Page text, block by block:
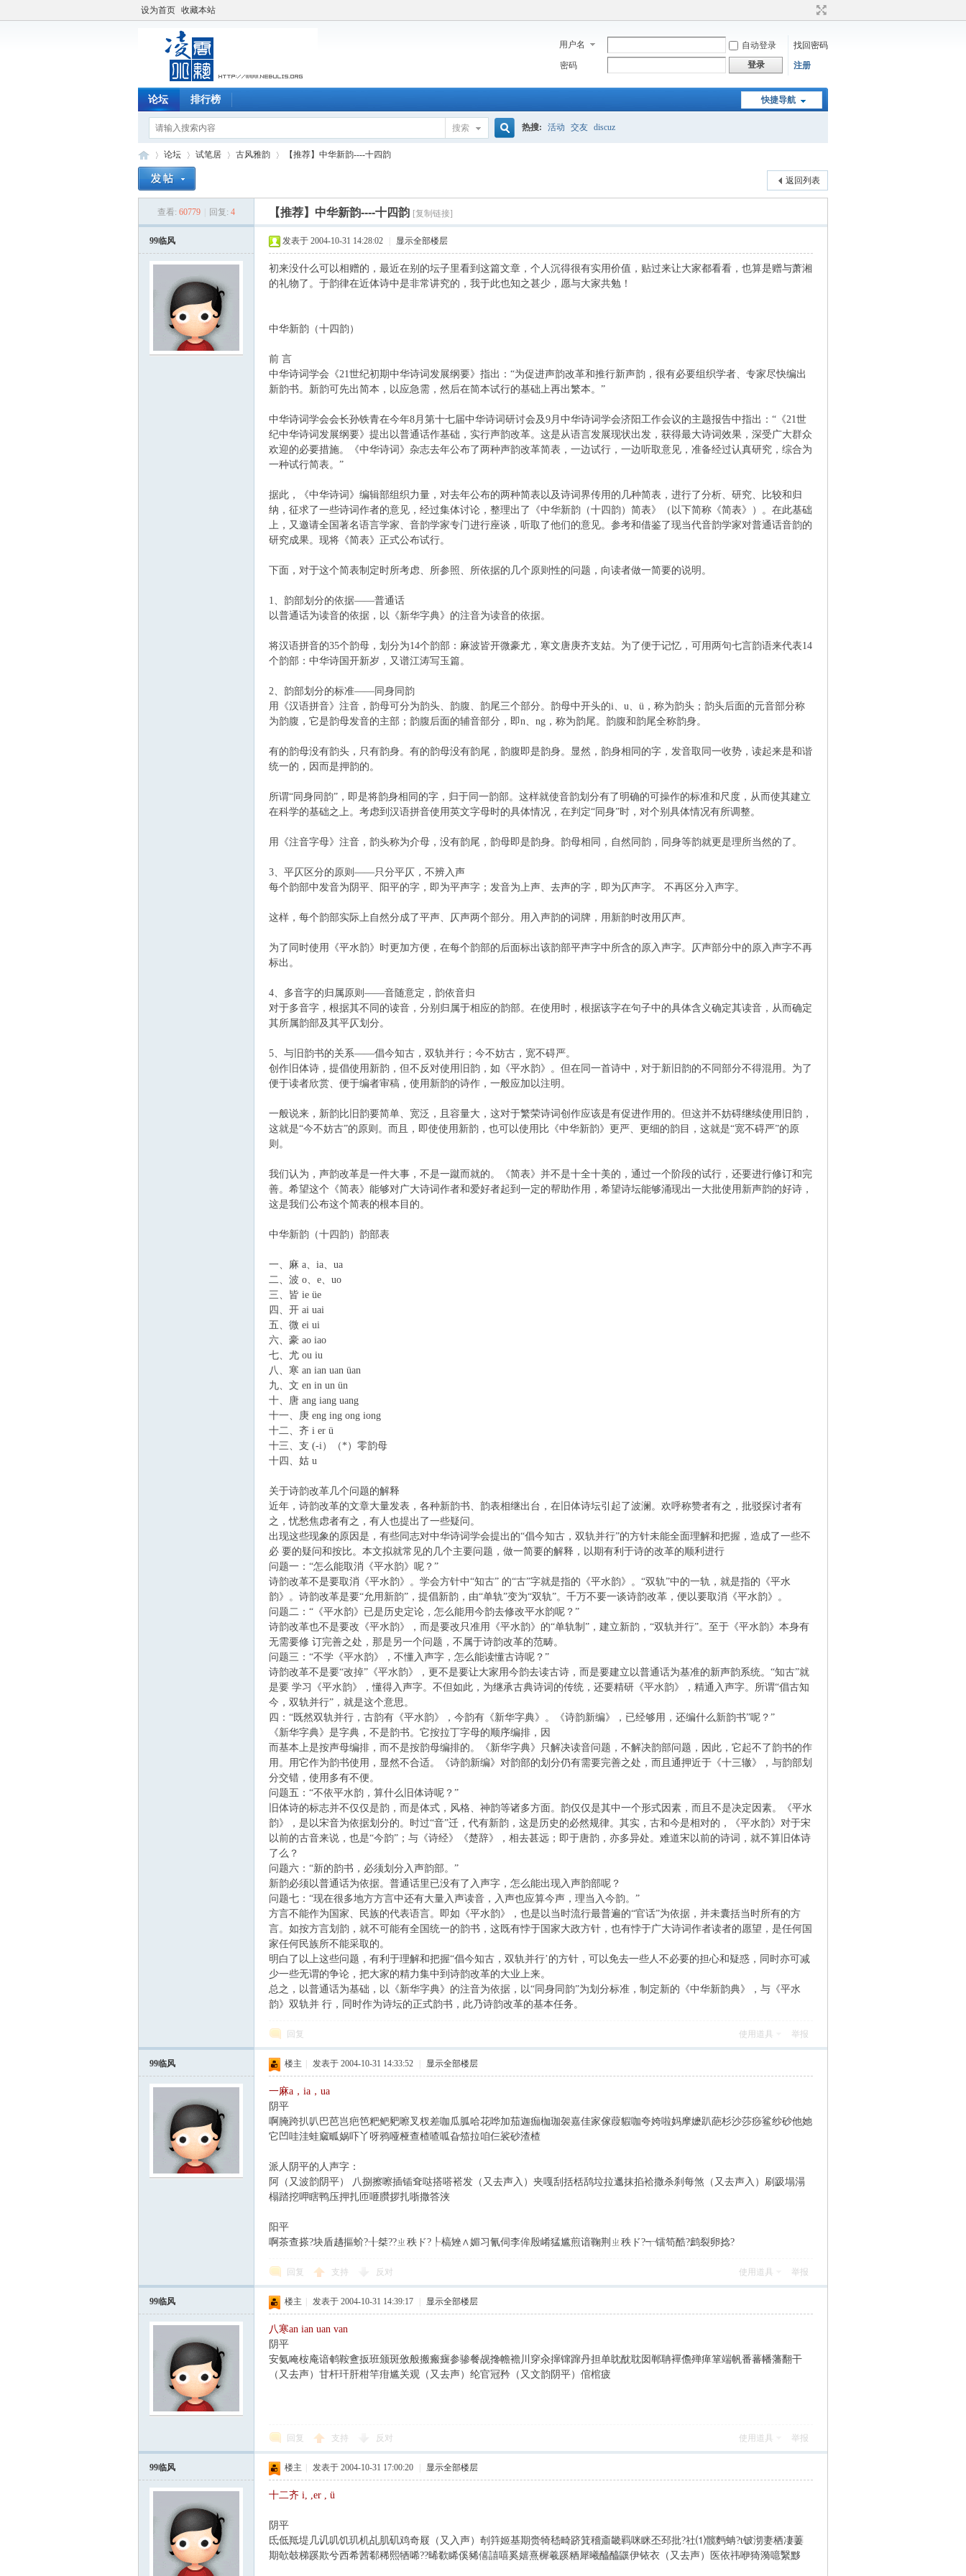
设为首页 收藏本站
用户名 自动登录
找回密码
密码
登录 注册
快捷导航
论坛 排行榜
搜索 热搜: 活动 交友 discuz
论坛
›
试笔居
›
古风雅韵 【推荐】中华新韵----十四韵
返回列表
查看: 60779 回复: 4 【推荐】中华新韵----十四韵 [复制链接]
99临风 发表于 2004-10-31 14:28:02 显示全部楼层
初来没什么可以相赠的，最近在别的坛子里看到这篇文章，个人沉得很有实用价值，贴过来让大家都看看，也算是赠与萧湘
的礼物了。于韵律在近体诗中是非常讲究的，我于此也知之甚少，愿与大家共勉！
中华新韵（十四韵）
前 言
中华诗词学会《21世纪初期中华诗词发展纲要》指出：“为促进声韵改革和推行新声韵，很有必要组织学者、专家尽快编出
新韵书。新韵可先出简本，以应急需，然后在简本试行的基础上再出繁本。”
中华诗词学会会长孙铁青在今年8月第十七届中华诗词研讨会及9月中华诗词学会济阳工作会议的主题报告中指出：“《21世
纪中华诗词发展纲要》提出以普通话作基础，实行声韵改革。这是从语言发展现状出发，获得最大诗词效果，深受广大群众
欢迎的必要措施。《中华诗词》杂志去年公布了两种声韵改革简表，一边试行，一边听取意见，准备经过认真研究，综合为
一种试行简表。”
据此，《中华诗词》编辑部组织力量，对去年公布的两种简表以及诗词界传用的几种简表，进行了分析、研究、比较和归
纳，征求了一些诗词作者的意见，经过集体讨论，整理出了《中华新韵（十四韵）简表》（以下简称《简表》）。在此基础
上，又邀请全国著名语言学家、音韵学家专门进行座谈，听取了他们的意见。参考和借鉴了现当代音韵学家对普通话音韵的
研究成果。现将《简表》正式公布试行。
下面，对于这个简表制定时所考虑、所参照、所依据的几个原则性的问题，向读者做一简要的说明。
1、韵部划分的依据——普通话
以普通话为读音的依据，以《新华字典》的注音为读音的依据。
将汉语拼音的35个韵母，划分为14个韵部：麻波皆开微豪尤，寒文唐庚齐支姑。为了便于记忆，可用两句七言韵语来代表14
个韵部：中华诗国开新岁，又谱江涛写玉篇。
2、韵部划分的标准——同身同韵
用《汉语拼音》注音，韵母可分为韵头、韵腹、韵尾三个部分。韵母中开头的i、u、ü，称为韵头；韵头后面的元音部分称
为韵腹，它是韵母发音的主部；韵腹后面的辅音部分，即n、ng，称为韵尾。韵腹和韵尾全称韵身。
有的韵母没有韵头，只有韵身。有的韵母没有韵尾，韵腹即是韵身。显然，韵身相同的字，发音取同一收势，读起来是和谐
统一的，因而是押韵的。
所谓“同身同韵”，即是将韵身相同的字，归于同一韵部。这样就使音韵划分有了明确的可操作的标准和尺度，从而使其建立
在科学的基础之上。考虑到汉语拼音使用英文字母时的具体情况，在判定“同身”时，对个别具体情况有所调整。
用《注音字母》注音，韵头称为介母，没有韵尾，韵母即是韵身。韵母相同，自然同韵，同身等韵就更是理所当然的了。
3、平仄区分的原则——只分平仄，不辨入声
每个韵部中发音为阴平、阳平的字，即为平声字；发音为上声、去声的字，即为仄声字。 不再区分入声字。
这样，每个韵部实际上自然分成了平声、仄声两个部分。用入声韵的词牌，用新韵时改用仄声。
为了同时使用《平水韵》时更加方便，在每个韵部的后面标出该韵部平声字中所含的原入声字。仄声部分中的原入声字不再
标出。
4、多音字的归属原则——音随意定，韵依音归
对于多音字，根据其不同的读音，分别归属于相应的韵部。在使用时，根据该字在句子中的具体含义确定其读音，从而确定
其所属韵部及其平仄划分。
5、与旧韵书的关系——倡今知古，双轨并行；今不妨古，宽不碍严。
创作旧体诗，提倡使用新韵，但不反对使用旧韵，如《平水韵》。但在同一首诗中，对于新旧韵的不同部分不得混用。为了
便于读者欣赏、便于编者审稿，使用新韵的诗作，一般应加以注明。
一般说来，新韵比旧韵要简单、宽泛，且容量大，这对于繁荣诗词创作应该是有促进作用的。但这并不妨碍继续使用旧韵，
这就是“今不妨古”的原则。而且，即使使用新韵，也可以使用比《中华新韵》更严、更细的韵目，这就是“宽不碍严”的原
则。
我们认为，声韵改革是一件大事，不是一蹴而就的。《简表》并不是十全十美的，通过一个阶段的试行，还要进行修订和完
善。希望这个《简表》能够对广大诗词作者和爱好者起到一定的帮助作用，希望诗坛能够涌现出一大批使用新声韵的好诗，
这是我们公布这个简表的根本目的。
中华新韵（十四韵）韵部表
一、麻 a、ia、ua
二、波 o、e、uo
三、皆 ie üe
四、开 ai uai
五、微 ei ui
六、豪 ao iao
七、尤 ou iu
八、寒 an ian uan üan
九、文 en in un ün
十、唐 ang iang uang
十一、庚 eng ing ong iong
十二、齐 i er ü
十三、支 (-i）（*）零韵母
十四、姑 u
关于诗韵改革几个问题的解释
近年，诗韵改革的文章大量发表，各种新韵书、韵表相继出台，在旧体诗坛引起了波澜。欢呼称赞者有之，批驳探讨者有
之，忧愁焦虑者有之，有人也提出了一些疑问。
出现这些现象的原因是，有些同志对中华诗词学会提出的“倡今知古，双轨并行”的方针未能全面理解和把握，造成了一些不
必 要的疑问和按比。本文拟就常见的几个主要问题，做一简要的解释，以期有利于诗的改革的顺利进行
问题一：“怎么能取消《平水韵》呢？”
诗韵改革不是要取消《平水韵》。学会方针中“知古” 的“古”字就是指的《平水韵》。“双轨”中的一轨，就是指的《平水
韵》。诗韵改革是要“允用新韵”，提倡新韵，由“单轨”变为“双轨”。千万不要一谈诗韵改革，便以要取消《平水韵》。
问题二：“《平水韵》已是历史定论，怎么能用今韵去修改平水韵呢？”
诗韵改革也不是要改《平水韵》，而是要改只准用《平水韵》的“单轨制”，建立新韵，“双轨并行”。至于《平水韵》本身有
无需要修 订完善之处，那是另一个问题，不属于诗韵改革的范畴。
问题三：“不学《平水韵》，不懂入声字，怎么能读懂古诗呢？”
诗韵改革不是要“改掉”《平水韵》，更不是要让大家用今韵去读古诗，而是要建立以普通话为基准的新声韵系统。“知古”就
是要 学习《平水韵》，懂得入声字。不但如此，为继承古典诗词的传统，还要精研《平水韵》，精通入声字。所谓“倡古知
今，双轨并行”，就是这个意思。
四：“既然双轨并行，古韵有《平水韵》，今韵有《新华字典》。《诗韵新编》，已经够用，还编什么新韵书”呢？”
《新华字典》是字典，不是韵书。它按拉丁字母的顺序编排，因
而基本上是按声母编排，而不是按韵母编排的。《新华字典》只解决读音问题，不解决韵部问题，因此，它起不了韵书的作
用。用它作为韵书使用，显然不合适。《诗韵新编》对韵部的划分仍有需要完善之处，而且通押近于《十三辙》，与韵部划
分交错，使用多有不便。
问题五：“不依平水韵，算什么旧体诗呢？”
旧体诗的标志并不仅仅是韵，而是体式，风格、神韵等诸多方面。韵仅仅是其中一个形式因素，而且不是决定因素。《平水
韵》，是以宋音为依据划分的。时过“音”迁，代有新韵，这是历史的必然规律。其实，古和今是相对的，《平水韵》对于宋
以前的古音来说，也是“今韵”；与《诗经》《楚辞》，相去甚远；即于唐韵，亦多异处。难道宋以前的诗词，就不算旧体诗
了么？
问题六：“新的韵书，必须划分入声韵部。”
新韵必须以普通话为依据。普通话里已没有了入声字，怎么能出现入声韵部呢？
问题七：“现在很多地方方言中还有大量入声读音，入声也应算今声，理当入今韵。”
方言不能作为国家、民族的代表语言。即如《平水韵》，也是以当时流行最普遍的“官话”为依据，并未囊括当时所有的方
言。如按方言划韵，就不可能有全国统一的韵书，这既有悖于国家大政方针，也有悖于广大诗词作者读者的愿望，是任何国
家任何民族所不能采取的。
明白了以上这些问题，有利于理解和把握“倡今知古，双轨并行’的方针，可以免去一些人不必要的担心和疑惑，同时亦可减
少一些无谓的争论，把大家的精力集中到诗韵改革的大业上来。
总之，以普通话为基础，以《新华字典》的注音为依据，以“同身同韵”为划分标准，制定新的《中华新韵典》，与《平水
韵》双轨并 行，同时作为诗坛的正式韵书，此乃诗韵改革的基本任务。
回复 使用道具 举报
99临风 楼主 发表于 2004-10-31 14:33:52 显示全部楼层
一麻a，ia，ua
阴平
啊腌跨扒叭巴芭岂疤笆粑鲃豝嚓叉杈差咖瓜胍哈花哗加茄迦痂枷珈袈嘉佳家傢葭貑咖夸姱啦妈摩嬷趴葩杉沙莎痧鲨纱砂他她
它凹哇洼蛙窳畖娲吓丫呀鸦哑桠查楂喳呱旮笳拉咱仨裟砂渣楂
派人阴平的人声字：
阿（又波韵阴平） 八捌擦嚓插锸耷哒搭嗒褡发（又去声入）夹嘎刮括栝鸹垃拉邋抹掐袷撒杀刹每煞（又去声入）刷趿塌溻
榻踏挖呷瞎鸭压押扎匝咂臢拶扎哳撒答浃
阳平
啊茶查搽?块盾趫摳蚧?╂桀??ㄓ秩ド?┞槁矬∧媚习氰伺李侔殷崤猛尴煎谙鞠荆ㄓ秩ド?┭镭笱酷?鹧裂卵捻?
回复 支持 反对 使用道具 举报
99临风 楼主 发表于 2004-10-31 14:39:17 显示全部楼层
八寒an ian uan van
阴平
安氨唵桉庵谙鹌鞍盦扳班颁斑攽般搬瘢癍参骖餐觇搀幨襜川穿汆撺镩蹿丹担单眈酖耽囡郸聃襌儋殚瘅箪端帆番蕃幡藩翻干
（又去声）甘杆玕肝柑竿疳尴关观（又去声）纶官冠矜（又文韵阴平）倌棺疲
回复 支持 反对 使用道具 举报
99临风 楼主 发表于 2004-10-31 17:00:20 显示全部楼层
十二齐 i, ,er , ü
阴平
氐低羝堤几讥叽饥玑机乩肌矶鸡奇屐（又入声）剞筓姬基期赍犄嵇畸跻箕稽齑畿羁咪眯丕邳批?社⑴髋麪蚺?t铍沏妻栖凄萋
期欹攲梯蹊欺兮西希茜郗稀熙牺唏??晞欷睎傒豨僖譆嘻奚嬉熹樨羲蹊粞犀曦醯醯鼷伊铱衣（又去声）医依祎咿猗漪噫繄黟